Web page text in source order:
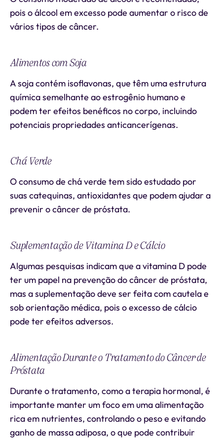
pois o álcool em excesso pode aumentar o risco de
vários tipos de câncer.
Alimentos com Soja
A soja contém isoflavonas, que têm uma estrutura
química semelhante ao estrogênio humano e
podem ter efeitos benéficos no corpo, incluindo
potenciais propriedades anticancerígenas.
Chá Verde
O consumo de chá verde tem sido estudado por
suas catequinas, antioxidantes que podem ajudar a
prevenir o câncer de próstata.
Suplementação de Vitamina D e Cálcio
Algumas pesquisas indicam que a vitamina D pode
ter um papel na prevenção do câncer de próstata,
mas a suplementação deve ser feita com cautela e
sob orientação médica, pois o excesso de cálcio
pode ter efeitos adversos.
Alimentação Durante o Tratamento do Câncer de
Próstata
Durante o tratamento, como a terapia hormonal, é
importante manter um foco em uma alimentação
rica em nutrientes, controlando o peso e evitando
ganho de massa adiposa, o que pode contribuir